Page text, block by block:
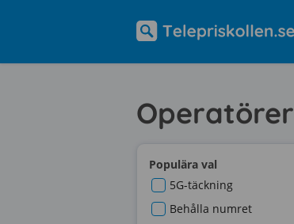
Operatörer
Populära val
5G-täckning
Behålla numret